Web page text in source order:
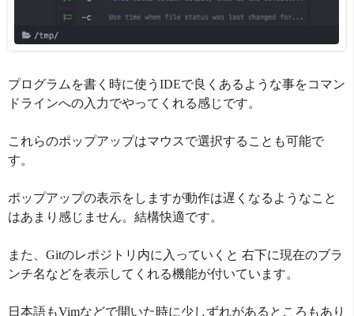
プログラムを書く時に使うIDEで良くあるような事をコマン
ドラインへの入力でやってくれる感じです。
これらのポップアップはマウスで選択することも可能で
す。
ポップアップの表示をしますが動作は遅くなるようなこと
はあまり感じません。結構快適です。
また、Gitのレポジトリ内に入っていくと 右下に現在のブラ
ンチ名などを表示してくれる機能が付いています。
日本語もVimなどで開いた時に少しずれがあるところもあり